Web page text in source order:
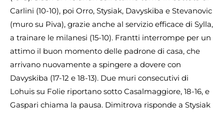
Carlini (10-10), poi Orro, Stysiak, Davyskiba e Stevanovic
(muro su Piva), grazie anche al servizio efficace di Sylla,
a trainare le milanesi (15-10). Frantti interrompe per un
attimo il buon momento delle padrone di casa, che
arrivano nuovamente a spingere a dovere con
Davyskiba (17-12 e 18-13). Due muri consecutivi di
Lohuis su Folie riportano sotto Casalmaggiore, 18-16, e
Gaspari chiama la pausa. Dimitrova risponde a Stysiak